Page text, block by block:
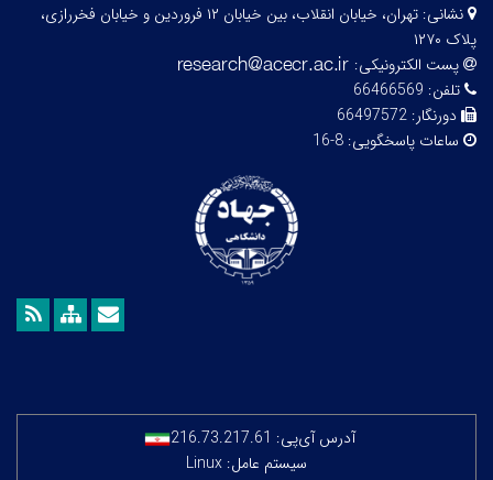
نشانی:
تهران، خیابان انقلاب، بین خیابان ۱۲ فروردین و خیابان فخررازی،
پلاک ۱۲۷۰
پست الکترونیکی:
تلفن: 66466569
دورنگار: 66497572
ساعات پاسخگویی: 8-16
آدرس آی‌پی: 216.73.217.61
سیستم عامل: Linux